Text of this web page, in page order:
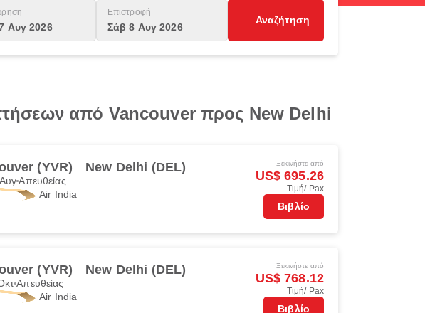
Αυγ 2026
Επιστροφή
Σάβ 8 Αυγ 2026
Αναζήτηση
από Vancouver προς New Delhi
(YVR) New Delhi (DEL)
Απευθείας
Air India
Ξεκινήστε από
US$ 695.26
Τιμή/ Pax
Βιβλίο
(YVR) New Delhi (DEL)
Απευθείας
Air India
Ξεκινήστε από
US$ 768.12
Τιμή/ Pax
Βιβλίο